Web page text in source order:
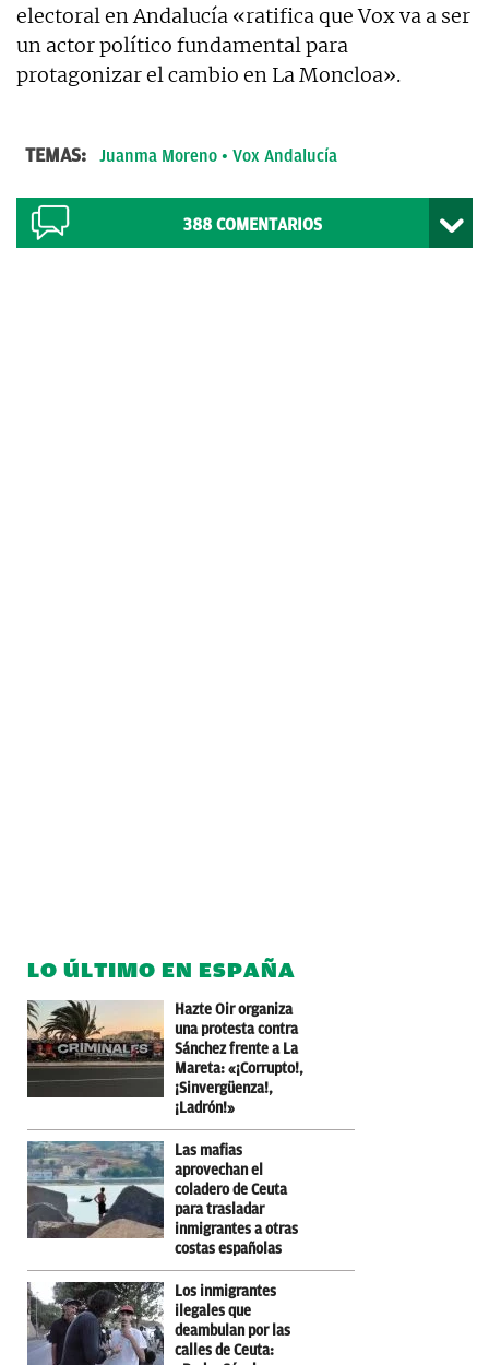
electoral en Andalucía «ratifica que Vox va a ser
un actor político fundamental para
protagonizar el cambio en La Moncloa».
TEMAS: Juanma Moreno Vox Andalucía
388 COMENTARIOS
LO ÚLTIMO EN ESPAÑA
Hazte Oir organiza
una protesta contra
Sánchez frente a La
Mareta: «¡Corrupto!,
¡Sinvergüenza!,
¡Ladrón!»
Las mafias
aprovechan el
coladero de Ceuta
para trasladar
inmigrantes a otras
costas españolas
Los inmigrantes
ilegales que
deambulan por las
calles de Ceuta: